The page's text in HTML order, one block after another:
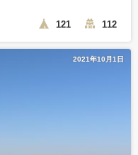
121 112
2021年10月1日